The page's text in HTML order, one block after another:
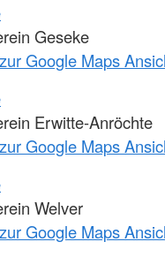
Geseke
Google Maps
Erwitte-Anröchte
Google Maps
Welver
Google Maps